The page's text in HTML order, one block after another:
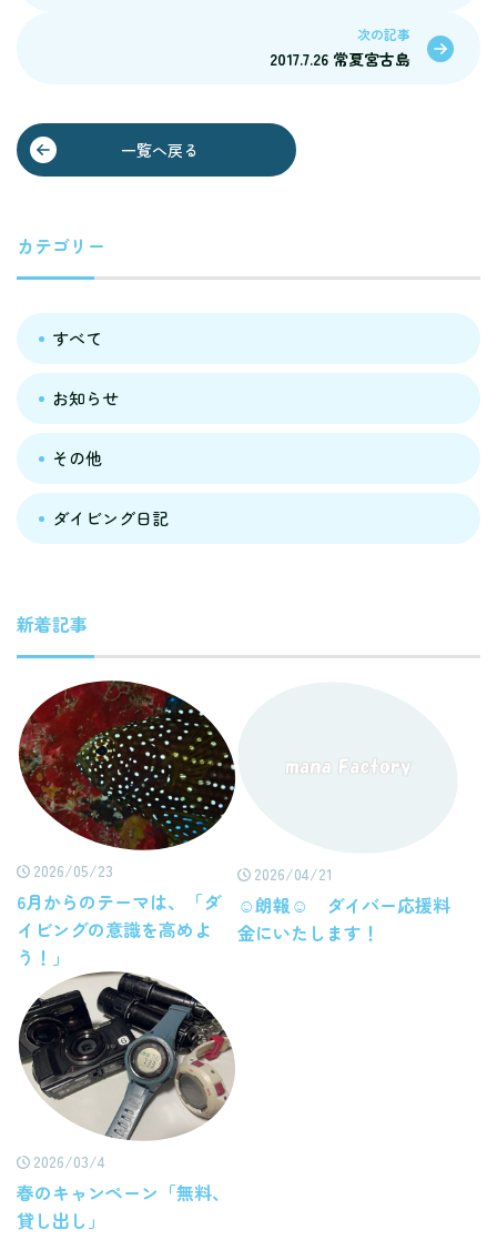
次の記事
2017.7.26 常夏宮古島
一覧へ戻る
カテゴリー
すべて
お知らせ
その他
ダイビング日記
新着記事
2026/05/23
6月からのテーマは、「ダ
イビングの意識を高めよ
う！」
2026/04/21
☺朗報☺ ダイバー応援料
金にいたします！
2026/03/4
春のキャンペーン「無料、
貸し出し」